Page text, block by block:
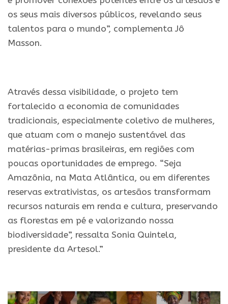
os seus mais diversos públicos, revelando seus
talentos para o mundo”, complementa Jô
Masson.
Através dessa visibilidade, o projeto tem
fortalecido a economia de comunidades
tradicionais, especialmente coletivo de mulheres,
que atuam com o manejo sustentável das
matérias-primas brasileiras, em regiões com
poucas oportunidades de emprego. “Seja
Amazônia, na Mata Atlântica, ou em diferentes
reservas extrativistas, os artesãos transformam
recursos naturais em renda e cultura, preservando
as florestas em pé e valorizando nossa
biodiversidade”, ressalta Sonia Quintela,
presidente da Artesol.”